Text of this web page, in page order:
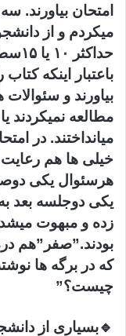
امتحان بیاورند.
میکردم و از
باعتبار اینکه
بیاورند و
مطالعه نمیکردند
میانداختند. در
خیلی ها هم
هرسئوال یکی
یکی دوجلسه بعد
زده و مبهوت
بودند.”صفر”هم
که در برگه ها
چیست؟”
🔹بسیاری از